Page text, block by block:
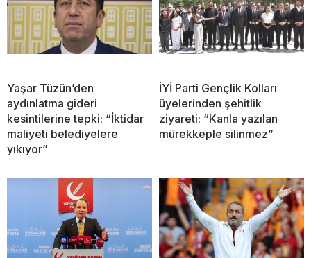
Yaşar Tüzün’den
aydınlatma gideri
kesintilerine tepki: “İktidar
maliyeti belediyelere
yıkıyor”
İYİ Parti Gençlik Kolları
üyelerinden şehitlik
ziyareti: “Kanla yazılan
mürekkeple silinmez”